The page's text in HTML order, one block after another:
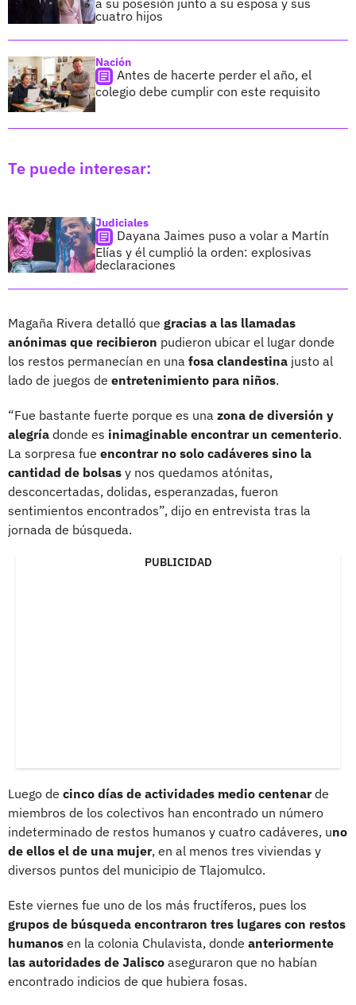
cuatro hijos
Nación
Antes de hacerte perder el año, el
colegio debe cumplir con este requisito
Te puede interesar:
Judiciales
Dayana Jaimes puso a volar a Martín
Elías y él cumplió la orden: explosivas
declaraciones
Magaña Rivera detalló que gracias a las llamadas
anónimas que recibieron pudieron ubicar el lugar donde
los restos permanecían en una fosa clandestina justo al
lado de juegos de entretenimiento para niños.
“Fue bastante fuerte porque es una zona de diversión y
alegría donde es inimaginable encontrar un cementerio.
La sorpresa fue encontrar no solo cadáveres sino la
cantidad de bolsas y nos quedamos atónitas,
desconcertadas, dolidas, esperanzadas, fueron
sentimientos encontrados”, dijo en entrevista tras la
jornada de búsqueda.
PUBLICIDAD
Luego de cinco días de actividades medio centenarde
miembros de los colectivos han encontrado un número
indeterminado de restos humanos y cuatro cadáveres, uno
de ellos el de una mujer, en al menos tres viviendas y
diversos puntos del municipio de Tlajomulco.
Este viernes fue uno de los más fructíferos, pues los
grupos de búsqueda encontraron tres lugares con restos
humanos en la colonia Chulavista, donde anteriormente
las autoridades de Jalisco aseguraron que no habían
encontrado indicios de que hubiera fosas.